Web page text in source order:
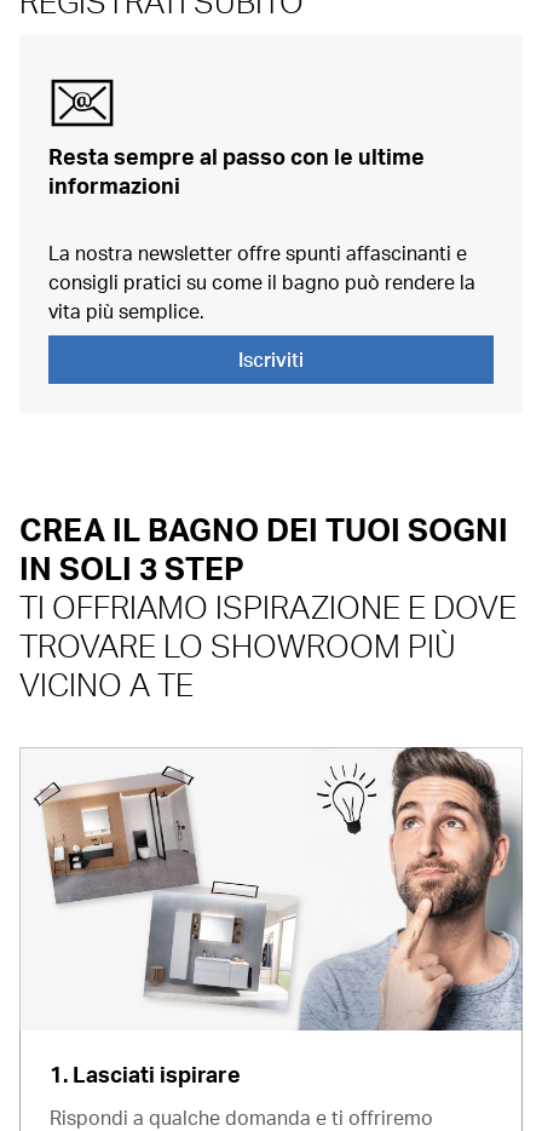
energie per mantenere pulito il bagno, ma anche
una
manutenzione particolarmente semplice.
La nostra guida ai servizi contiene ulteriori
informazioni sulla cura a lungo termine dei prodotti per
Resta sempre al passo con le ultime
informazioni
La nostra newsletter offre spunti affascinanti e
consigli pratici su come il bagno può rendere la
vita più semplice.
Iscriviti
CREA IL BAGNO DEI TUOI SOGNI
IN SOLI 3 STEP
TI OFFRIAMO ISPIRAZIONE E DOVE
TROVARE LO SHOWROOM PIÙ
VICINO A TE
1. Lasciati ispirare
Rispondi a qualche domanda e ti offriremo